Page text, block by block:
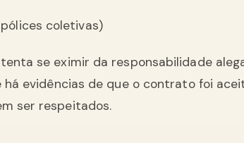
coletivas)
se eximir da responsabilidade
há evidências de que o contrato foi
ser respeitados.